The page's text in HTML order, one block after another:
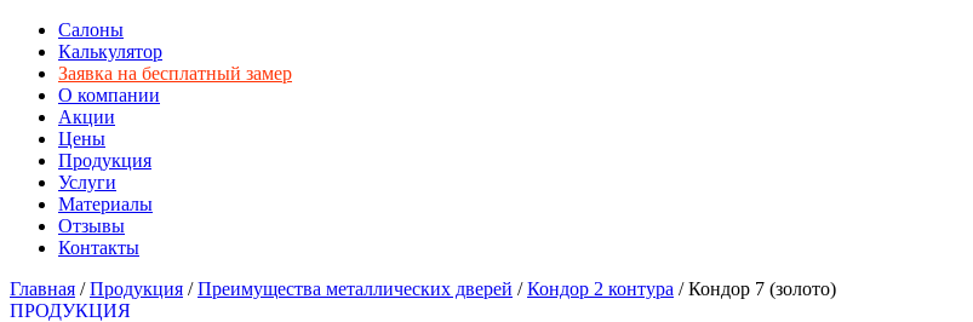
Салоны
Калькулятор
Заявка на бесплатный замер
О компании
Акции
Цены
Продукция
Услуги
Материалы
Отзывы
Контакты
Главная /Продукция /Преимущества металлических дверей /Кондор 2 контура /Кондор 7 (золото)
ПРОДУКЦИЯ